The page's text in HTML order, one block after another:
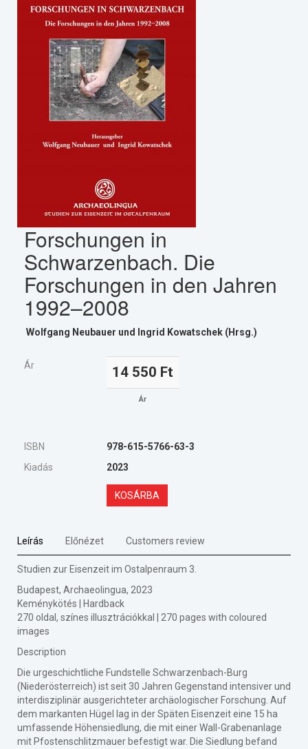
Forschungen in
Schwarzenbach. Die
Forschungen in den Jahren
1992–2008
Wolfgang Neubauer und Ingrid Kowatschek (Hrsg.)
Ár 14 550 Ft
Ár
ISBN
978-615-5766-63-3
Kiadás
2023
KOSÁRBA
Leírás Előnézet Customers review
Studien zur Eisenzeit im Ostalpenraum 3.
Budapest, Archaeolingua, 2023
Keménykötés | Hardback
270 oldal, színes illusztrációkkal | 270 pages with coloured
images
Description
Die urgeschichtliche Fundstelle Schwarzenbach-Burg
(Niederösterreich) ist seit 30 Jahren Gegenstand intensiver und
interdisziplinär ausgerichteter archäologischer Forschung. Auf
dem markanten Hügel lag in der Späten Eisenzeit eine 15 ha
umfassende Höhensiedlung, die mit einer Wall-Grabenanlage
mit Pfostenschlitzmauer befestigt war. Die Siedlung befand